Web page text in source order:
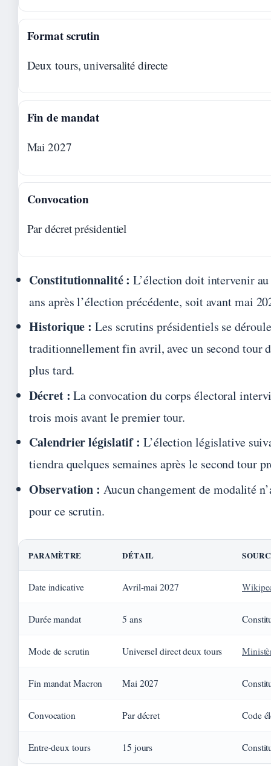
Format scrutin
Deux tours, universalité directe
Fin de mandat
Mai 2027
Convocation
Par décret présidentiel
Constitutionnalité : L’élection doit intervenir
ans après l’élection précédente, soit avant mai
Historique : Les scrutins présidentiels se
traditionnellement fin avril, avec un second tour
plus tard.
Décret : La convocation du corps électoral
trois mois avant le premier tour.
Calendrier législatif : L’élection législative
tiendra quelques semaines après le second tour
Observation : Aucun changement de modalité
pour ce scrutin.
PARAMÈTRE DÉTAIL
Date indicative Avril-mai 2027
Durée mandat 5 ans
Mode de scrutin Universel direct deux tours
Fin mandat Macron Mai 2027
Convocation Par décret Code
Entre-deux tours 15 jours